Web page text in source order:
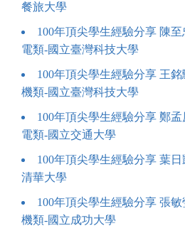
餐旅大學
100年頂尖學生經驗分享 陳
電類-國立臺灣科技大學
100年頂尖學生經驗分享 王
機類-國立臺灣科技大學
100年頂尖學生經驗分享 鄭
電類-國立交通大學
100年頂尖學生經驗分享 葉
清華大學
100年頂尖學生經驗分享 張
機類-國立成功大學